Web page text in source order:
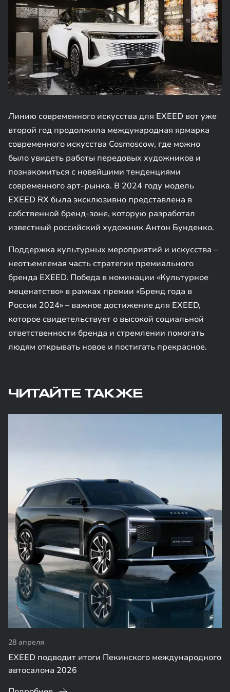
Линию современного искусства для EXEED вот уже
второй год продолжила международная ярмарка
современного искусства Cosmoscow, где можно
было увидеть работы передовых художников и
познакомиться с новейшими тенденциями
современного арт-рынка. В 2024 году модель
EXEED RX была эксклюзивно представлена в
собственной бренд-зоне, которую разработал
известный российский художник Антон Бунденко.
Поддержка культурных мероприятий и искусства –
неотъемлемая часть стратегии премиального
бренда EXEED. Победа в номинации «Культурное
меценатство» в рамках премии «Бренд года в
России 2024» – важное достижение для EXEED,
которое свидетельствует о высокой социальной
ответственности бренда и стремлении помогать
людям открывать новое и постигать прекрасное.
ЧИТАЙТЕ ТАКЖЕ
28 апреля
EXEED подводит итоги Пекинского международного
автосалона 2026